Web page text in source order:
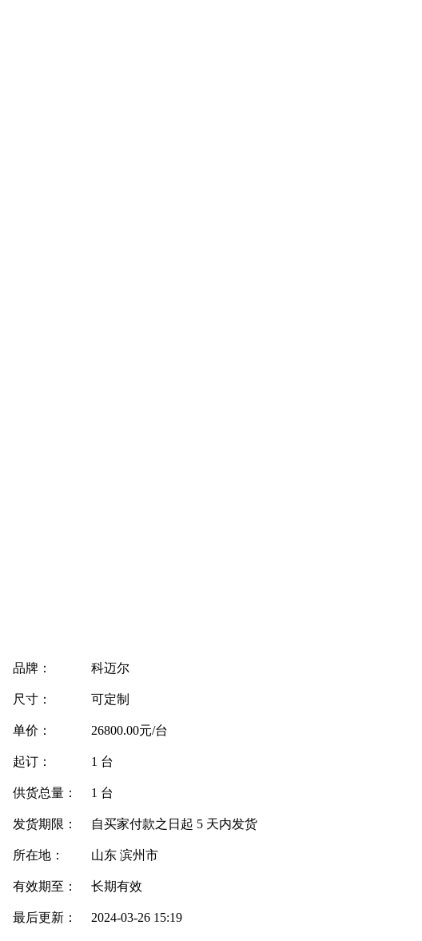
品牌： 科迈尔
尺寸： 可定制
单价： 26800.00元/台
起订： 1 台
供货总量： 1 台
发货期限： 自买家付款之日起 5 天内发货
所在地： 山东 滨州市
有效期至： 长期有效
最后更新： 2024-03-26 15:19